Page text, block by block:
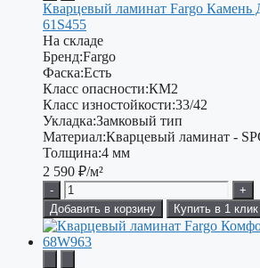
Кварцевый ламинат Fargo
61S455
На складе
Бренд:Fargo
Фаска:Есть
Класс опасности:КМ2
Класс изностойкости:33/42
Укладка:Замковый тип
Материал:Кварцевый ламинат -
Толщина:4 мм
2 590 ₽/м²
-
+
Добавить в корзину
Купить в 1 клик